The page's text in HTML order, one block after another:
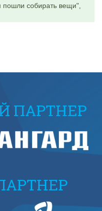
пошли собирать вещи",
ПАРТНЕР